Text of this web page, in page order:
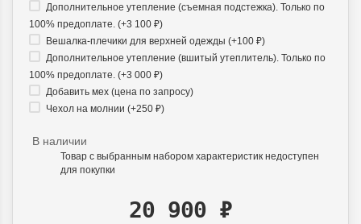
Дополнительное утепление (съемная подстежка). Только по
100% предоплате. (+3 100 ₽)
Вешалка-плечики для верхней одежды (+100 ₽)
Дополнительное утепление (вшитый утеплитель). Только по
100% предоплате. (+3 000 ₽)
Добавить мех (цена по запросу)
Чехол на молнии (+250 ₽)
В наличии
Товар с выбранным набором характеристик недоступен
для покупки
20 900 ₽